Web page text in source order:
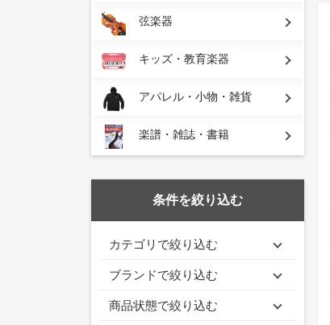
弦楽器
キッズ・教育楽器
アパレル・小物・雑貨
楽譜・雑誌・書籍
条件を絞り込む
カテゴリで絞り込む
ブランドで絞り込む
商品状態で絞り込む